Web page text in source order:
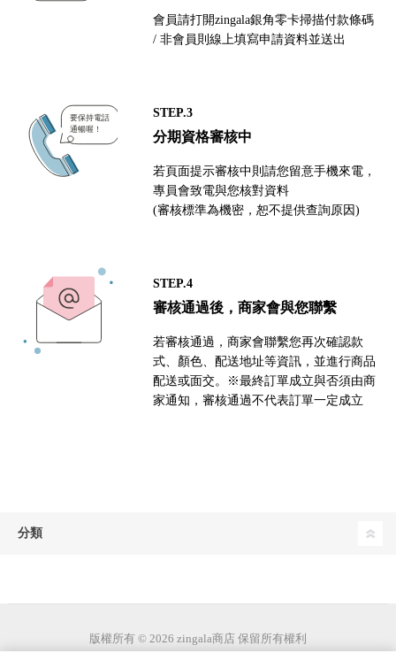
會員請打開zingala銀角零卡掃描付款條碼
/ 非會員則線上填寫申請資料並送出
STEP.3
分期資格審核中
若頁面提示審核中則請您留意手機來電，
專員會致電與您核對資料
(審核標準為機密，恕不提供查詢原因)
STEP.4
審核通過後，商家會與您聯繫
若審核通過，商家會聯繫您再次確認款
式、顏色、配送地址等資訊，並進行商品
配送或面交。※最終訂單成立與否須由商
家通知，審核通過不代表訂單一定成立
分類
版權所有 © 2026 zingala商店 保留所有權利